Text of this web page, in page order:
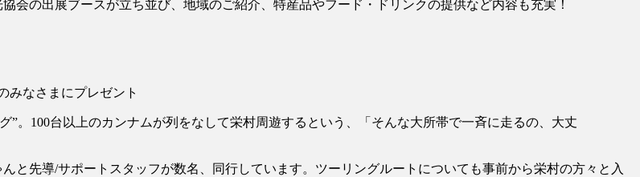
会の出展ブースが立ち並び、地域のご紹介、特産品やフード・ドリンクの提供など内容も充実！
みなさまにプレゼント
。100台以上のカンナムが列をなして栄村周遊するという、「そんな大所帯で一斉に走るの、大丈
と先導/サポートスタッフが数名、同行しています。ツーリングルートについても事前から栄村の方々と入